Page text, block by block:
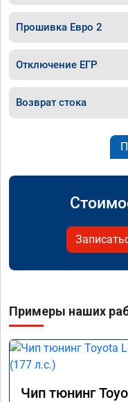
Прошивка Евро 2
Отключение ЕГР
Возврат стока
Примеры наших
Чип тюнинг